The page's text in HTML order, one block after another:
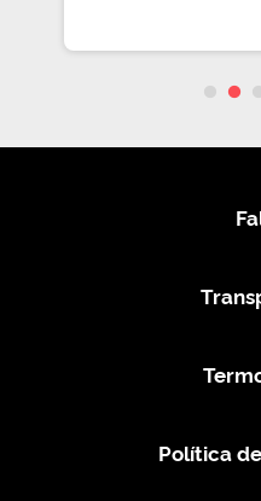
Política